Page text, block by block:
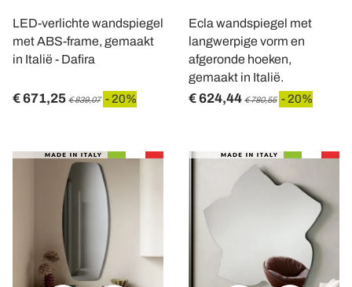
LED-verlichte wandspiegel
met ABS-frame, gemaakt
in Italië - Dafira
€ 671,25 € 839,07 - 20%
Ecla wandspiegel met
langwerpige vorm en
afgeronde hoeken,
gemaakt in Italië.
€ 624,44 € 780,55 - 20%